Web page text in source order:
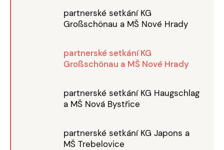
partnerské setkání KG
Großschönau a MŠ Nové Hrady
partnerské setkání KG
Großschönau a MŠ Nové Hrady
partnerské setkání KG Haugschlag
a MŠ Nová Bystřice
partnerské setkání KG Japons a
MŠ Trebelovice